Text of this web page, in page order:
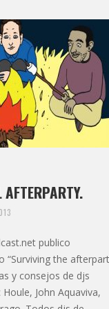
publico
the
y consejos de djs
John Aquaviva,